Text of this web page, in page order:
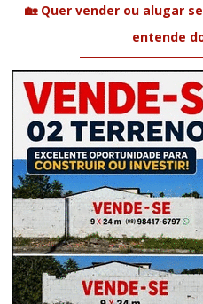
🏡 Quer vender ou alugar
entende